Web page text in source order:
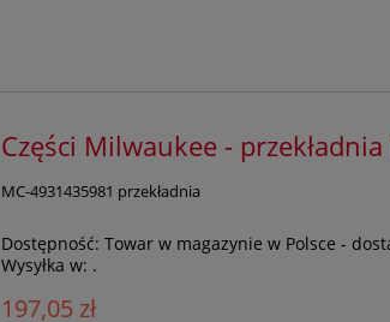
Części Milwaukee -
MC-4931435981 przekładnia
Dostępność: Towar w magazynie w Polsce -
Wysyłka w: .
197,05 zł